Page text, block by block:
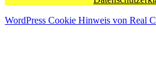
WordPress Cookie Hinweis von Real